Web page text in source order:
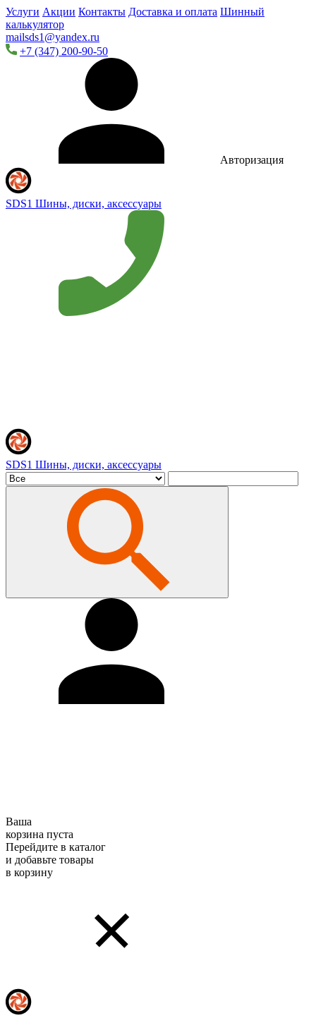
Услуги Акции Контакты Доставка и оплата Шинный
калькулятор
mailsds1@yandex.ru
+7 (347) 200-90-50
Авторизация
SDS1 Шины, диски, аксессуары
SDS1 Шины, диски, аксессуары
Ваша
корзина пуста
Перейдите в каталог
и добавьте товары
в корзину